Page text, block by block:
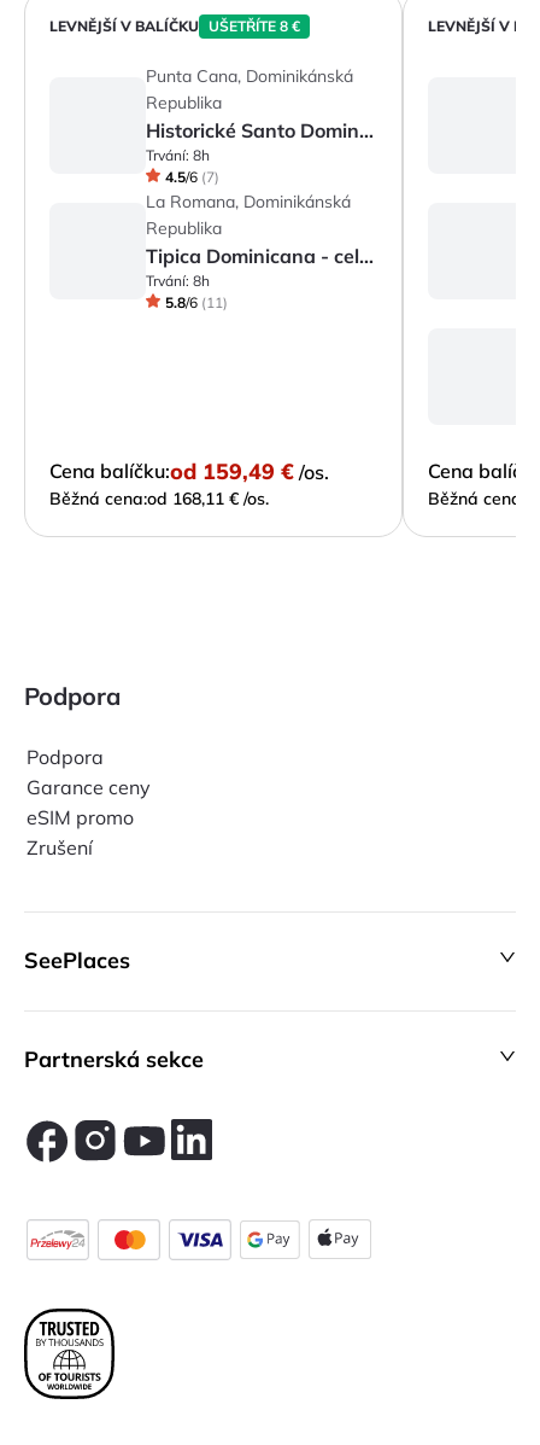
LEVNĚJŠÍ V BALÍČKU UŠETŘÍTE 8 €
Punta Cana, Dominikánská
Republika
Historické Santo Domingo
Trvání: 8h
4.5/6 (7)
La Romana, Dominikánská
Republika
Tipica Dominicana - celý den
Trvání: 8h
5.8/6 (11)
Cena balíčku:od 159,49 € /os.
Běžná cena:od 168,11 € /os.
LEVNĚJŠÍ V
Cena
Běžná cena:
Podpora
Podpora
Garance ceny
eSIM promo
Zrušení
SeePlaces
Partnerská sekce